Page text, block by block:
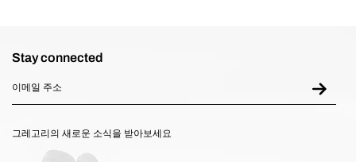
Stay connected
그레고리의 새로운 소식을 받아보세요